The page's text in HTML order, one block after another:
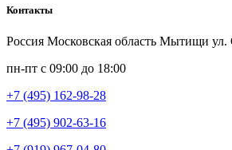
Контакты
Россия Московская область Мытищи
пн-пт с 09:00 до 18:00
+7 (495) 162-98-28
+7 (495) 902-63-16